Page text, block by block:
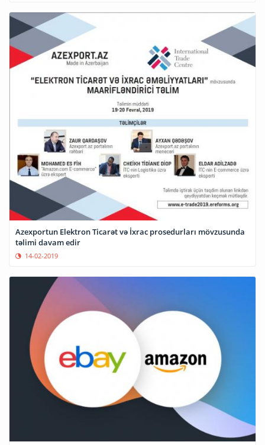
Azexportun Elektron Ticarət və İxrac prosedurları mövzusunda
təlimi davam edir
14-02-2019